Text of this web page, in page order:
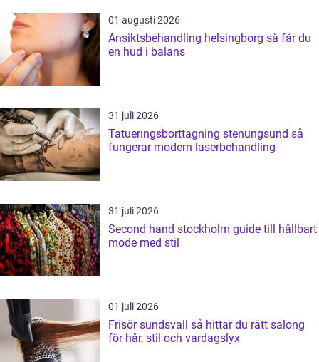
01 augusti 2026
Ansiktsbehandling helsingborg så får du
en hud i balans
31 juli 2026
Tatueringsborttagning stenungsund så
fungerar modern laserbehandling
31 juli 2026
Second hand stockholm guide till hållbart
mode med stil
01 juli 2026
Frisör sundsvall så hittar du rätt salong
för hår, stil och vardagslyx